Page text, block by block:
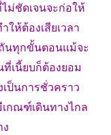
ม่ชัดเจนจะก่อให้
ให้ต้องเสียเวลา
นทุกขั้นตอนแม้จะ
เนี้ยบก็ต้องยอม
ป็นการชั่วคราว
เกณฑ์เดินทางไกล